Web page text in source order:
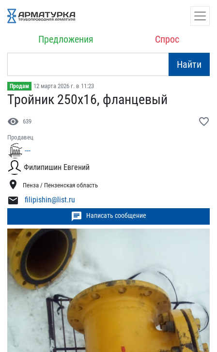
Предложения Спрос
Найти
Продам 12 марта 2026 г. в 11:23
Тройник 250х16, фланцевы​й
visibility 639 favorite_border
Продавец
---
Филипишин Евгений
location_on Пенза / Пензенская область
mail filipishin@list.ru
chat Написать сообщение